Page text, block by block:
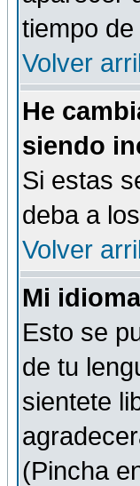
tiempo
Volver
He
siendo
Si estas
deba a
Volver
Mi
Esto se
de tu
sientete
(Pincha